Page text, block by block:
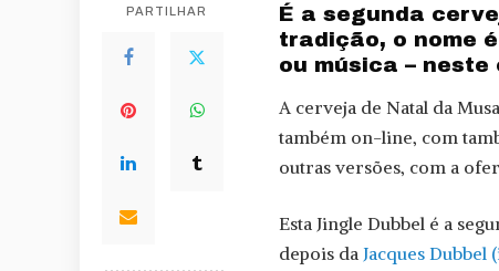
PARTILHAR
É a segunda
tradição, o nome
ou música –
A cerveja de Natal da
também on-line, com
outras versões, com a
Esta Jingle Dubbel é a
depois da Jacques